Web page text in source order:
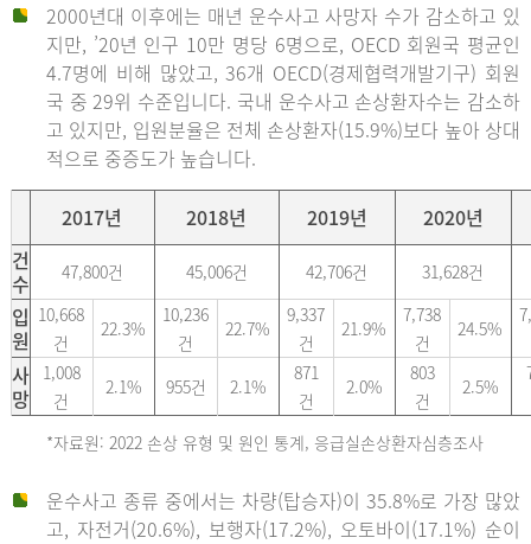
2000년대 이후에는 매년 운수사고 사망자 수가 감소하고 있
지만, ’20년 인구 10만 명당 6명으로, OECD 회원국 평균인
4.7명에 비해 많았고, 36개 OECD(경제협력개발기구) 회원
국 중 29위 수준입니다. 국내 운수사고 손상환자수는 감소하
고 있지만, 입원분율은 전체 손상환자(15.9%)보다 높아 상대
적으로 중증도가 높습니다.
2017년 2018년 2019년
2020년
건
수
47,800건 45,006건 42,706건 31,628건
입
원
10,668
건
22.3%
10,236
건
22.7%
9,337
건
21.9%
7,738
건
24.5%
사
망
1,008
건
2.1% 955건 2.1%
871
건
2.0%
803
건
2.5%
*자료원: 2022 손상 유형 및 원인 통계, 응급실손상환자심층조사
운수사고 종류 중에서는 차량(탑승자)이 35.8%로 가장 많았
고, 자전거(20.6%), 보행자(17.2%), 오토바이(17.1%) 순이